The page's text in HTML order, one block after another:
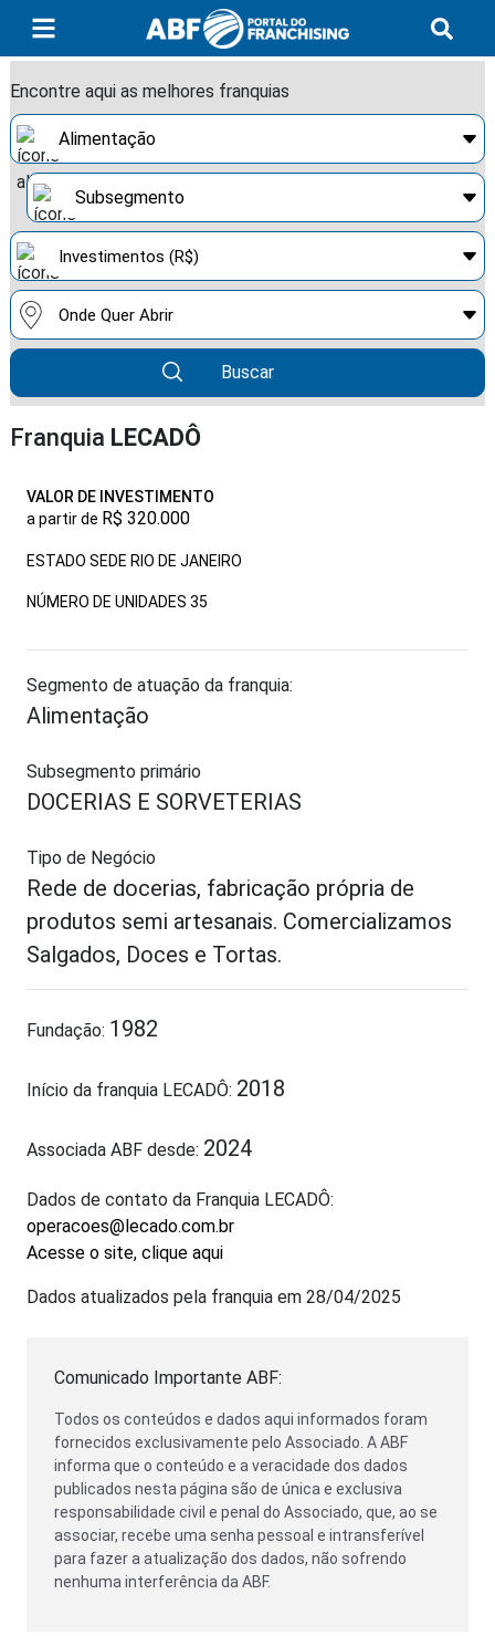
Encontre aqui as melhores franquias
Buscar
Franquia LECADÔ
VALOR DE INVESTIMENTO
a partir de R$ 320.000
ESTADO SEDE RIO DE JANEIRO
NÚMERO DE UNIDADES 35
Segmento de atuação da franquia:
Alimentação
Subsegmento primário
DOCERIAS E SORVETERIAS
Tipo de Negócio
Rede de docerias, fabricação própria de
produtos semi artesanais. Comercializamos
Salgados, Doces e Tortas.
Fundação: 1982
Início da franquia LECADÔ: 2018
Associada ABF desde: 2024
Dados de contato da Franquia LECADÔ:
operacoes@lecado.com.br
Acesse o site, clique aqui
Dados atualizados pela franquia em 28/04/2025
Comunicado Importante ABF:
Todos os conteúdos e dados aqui informados foram
fornecidos exclusivamente pelo Associado. A ABF
informa que o conteúdo e a veracidade dos dados
publicados nesta página são de única e exclusiva
responsabilidade civil e penal do Associado, que, ao se
associar, recebe uma senha pessoal e intransferível
para fazer a atualização dos dados, não sofrendo
nenhuma interferência da ABF.